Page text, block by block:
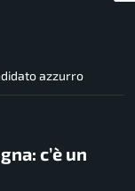
azzurro
c’è un